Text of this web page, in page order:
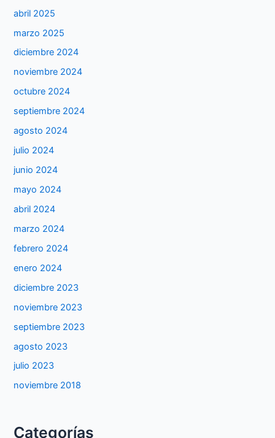
abril 2025
marzo 2025
diciembre 2024
noviembre 2024
octubre 2024
septiembre 2024
agosto 2024
julio 2024
junio 2024
mayo 2024
abril 2024
marzo 2024
febrero 2024
enero 2024
diciembre 2023
noviembre 2023
septiembre 2023
agosto 2023
julio 2023
noviembre 2018
Categorías